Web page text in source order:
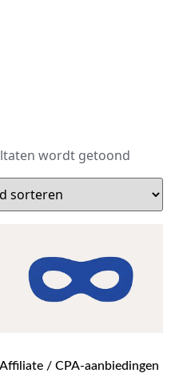
wordt getoond
Affiliate / CPA-aanbiedingen